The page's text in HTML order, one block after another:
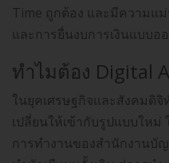
Time ถูกต้อง และมีความแ
และการยื่นงบการเงินแบบอ
ทำไมต้อง Digital
ในยุคเศรษฐกิจและสังคมดิ
เปลี่ยนให้เข้ากับรูปแบบให
การทำงานของสำนักงานบั